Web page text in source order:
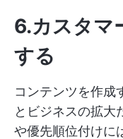
6.カスタマ
する
コンテンツを作成
とビジネスの拡大
や優先順位付けに